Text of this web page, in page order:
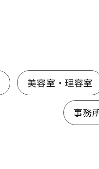
美容室・理容室
事務